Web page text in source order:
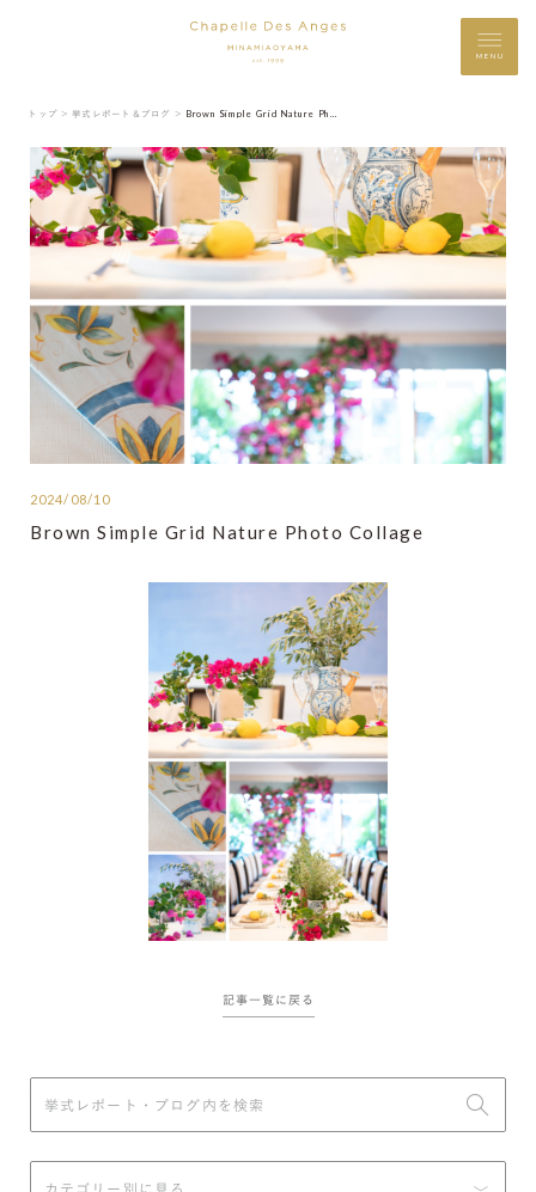
MENU
トップ ＞ 挙式レポート＆ブログ ＞
2024/08/10
Brown Simple Grid Nature Photo Collage
記事一覧に戻る